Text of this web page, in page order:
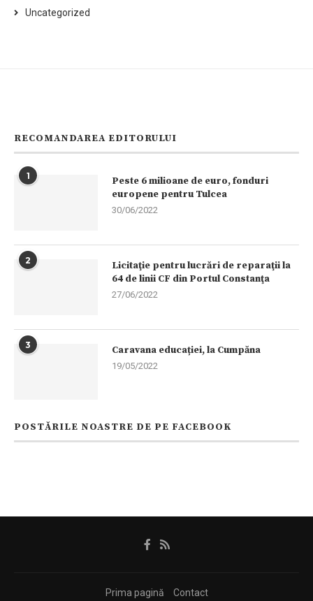
Uncategorized
RECOMANDAREA EDITORULUI
1
Peste 6 milioane de euro, fonduri
europene pentru Tulcea
30/06/2022
2
Licitaţie pentru lucrări de reparaţii la
64 de linii CF din Portul Constanţa
27/06/2022
3 Caravana educației, la Cumpăna
19/05/2022
POSTĂRILE NOASTRE DE PE FACEBOOK
Prima pagină Contact